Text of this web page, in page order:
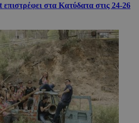
στα Κατύδατα στις 24-26